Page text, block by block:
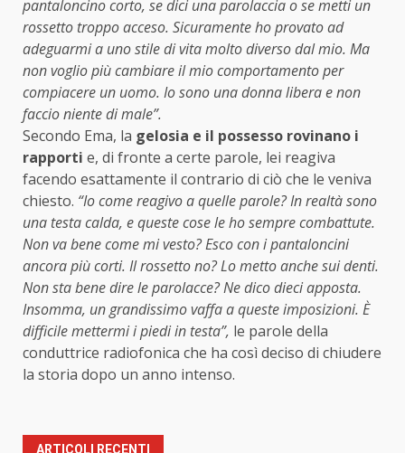
pantaloncino corto, se dici una parolaccia o se metti un
rossetto troppo acceso. Sicuramente ho provato ad
adeguarmi a uno stile di vita molto diverso dal mio. Ma
non voglio più cambiare il mio comportamento per
compiacere un uomo. Io sono una donna libera e non
faccio niente di male”.
Secondo Ema, la gelosia e il possesso rovinano i
rapporti e, di fronte a certe parole, lei reagiva
facendo esattamente il contrario di ciò che le veniva
chiesto. “Io come reagivo a quelle parole? In realtà sono
una testa calda, e queste cose le ho sempre combattute.
Non va bene come mi vesto? Esco con i pantaloncini
ancora più corti. Il rossetto no? Lo metto anche sui denti.
Non sta bene dire le parolacce? Ne dico dieci apposta.
Insomma, un grandissimo vaffa a queste imposizioni. È
difficile mettermi i piedi in testa”, le parole della
conduttrice radiofonica che ha così deciso di chiudere
la storia dopo un anno intenso.
ARTICOLI RECENTI